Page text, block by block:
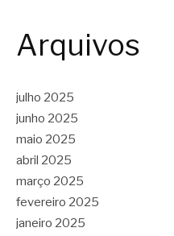
Arquivos
julho 2025
junho 2025
maio 2025
abril 2025
março 2025
fevereiro 2025
janeiro 2025